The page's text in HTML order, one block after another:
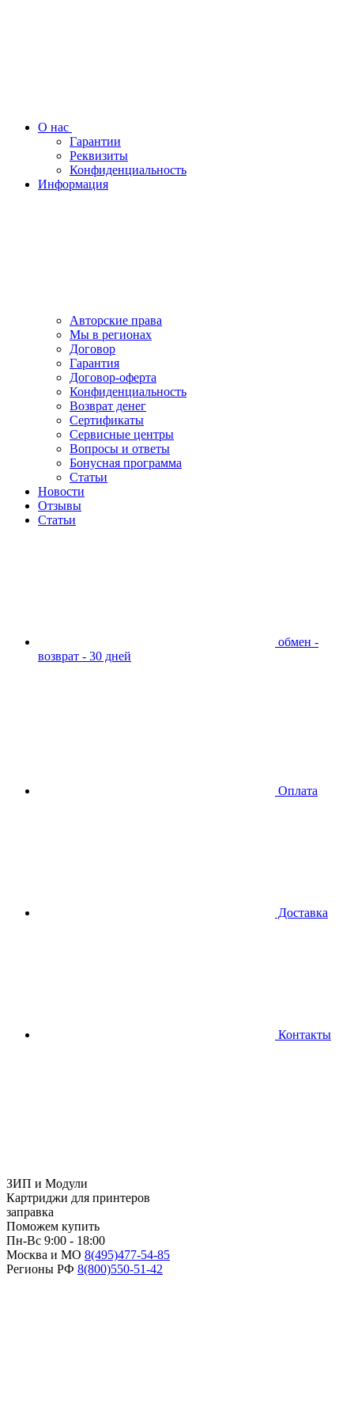
О нас
Гарантии
Реквизиты
Конфиденциальность
Информация
Авторские права
Мы в регионах
Договор
Гарантия
Договор-оферта
Конфиденциальность
Возврат денег
Сертификаты
Сервисные центры
Вопросы и ответы
Бонусная программа
Статьи
Новости
Отзывы
Статьи
обмен -
возврат - 30 дней
Оплата
Доставка
Контакты
ЗИП и Модули
Картриджи для принтеров
заправка
Поможем купить
Пн-Вс 9:00 - 18:00
Москва и МО 8(495)477-54-85
Регионы РФ 8(800)550-51-42